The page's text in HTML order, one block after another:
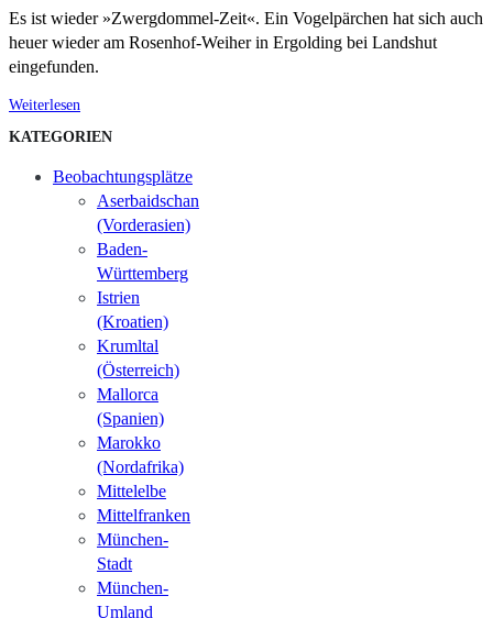
Es ist wieder »Zwergdommel-Zeit«. Ein Vogelpärchen hat sich auch
heuer wieder am Rosenhof-Weiher in Ergolding bei Landshut
eingefunden.
Weiterlesen
KATEGORIEN
Beobachtungsplätze
Aserbaidschan
(Vorderasien)
Baden-
Württemberg
Istrien
(Kroatien)
Krumltal
(Österreich)
Mallorca
(Spanien)
Marokko
(Nordafrika)
Mittelelbe
Mittelfranken
München-
Stadt
München-
Umland